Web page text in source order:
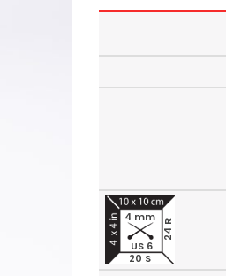
20 S
24 R
4 mm
US 6